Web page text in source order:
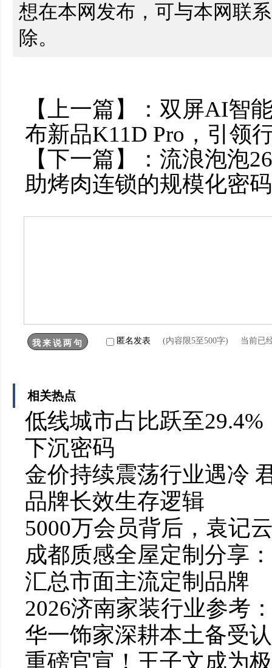
想在本网发布，可与本网联
除。
【上一篇】： 双屏AI智
布新品K11D Pro，引领
【下一篇】： 流浪泡泡
助烤肉连锁的规模化密码
匿名发表 (内容限5至500字) 当前已
相关热点
低线城市占比跃至
下沉密码
金价持续震荡行业遇冷
品牌长效生存逻辑
5000万会员背后，袁记
成都质感全屋定制分享
汇总市面主流定制品牌
2026济南家装行业参考
华一饰家深耕本土备受
重磅官宣！王子文成为